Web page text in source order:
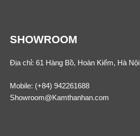
SHOWROOM
Địa chỉ: 61 Hàng Bồ, Hoàn Kiếm, Hà Nội
Mobile: (+84) 942261688
Showroom@Kamthanhan.com